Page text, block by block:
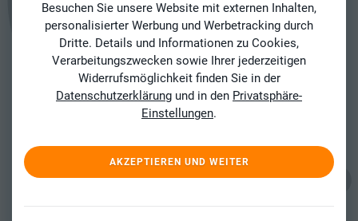
Besuchen Sie unsere Website mit externen Inhalten,
personalisierter Werbung und Werbetracking durch
Dritte. Details und Informationen zu Cookies,
Verarbeitungszwecken sowie Ihrer jederzeitigen
Widerrufsmöglichkeit finden Sie in der
Datenschutzerklärung und in den Privatsphäre-
Einstellungen.
AKZEPTIEREN UND WEITER